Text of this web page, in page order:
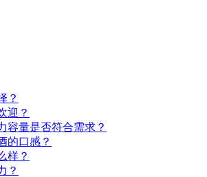
？
迎？
容量是否符合需求？
的口感？
样？
？